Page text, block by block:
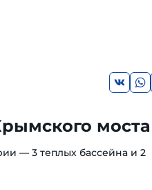
моста
— 3 теплых бассейна и 2